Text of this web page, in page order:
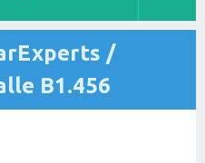
/
B1.456